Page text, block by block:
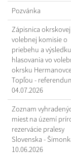
Pozvánka
Zápisnica okrskovej
volebnej komisie o
priebehu a výsledku
hlasovania vo
okrsku
Topľou -
04.07.2026
Zoznam
miest na území
rezervácie pralesy
Slovenska -
10.06.2026